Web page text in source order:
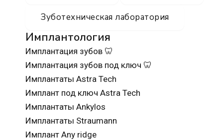
Зуботехническая лаборатория
Имплантология
Имплантация зубов 🦷
Имплантация зубов под ключ 🦷
Имплантаты Astra Tech
Имплант под ключ Astra Tech
Имплантаты Ankylos
Имплантаты Straumann
Имплант Any ridge